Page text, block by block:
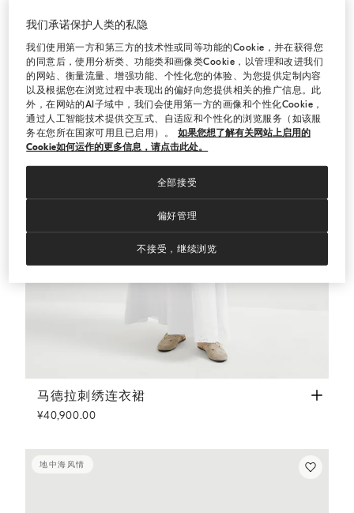
马德拉刺绣连衣裙 白色
马德拉刺绣连衣裙
¥40,900.00
地中海风情
我们承诺保护人类的私隐
我们使用第一方和第三方的技术性或同等功能的Cookie，并在获得您
的同意后，使用分析类、功能类和画像类Cookie，以管理和改进我们
的网站、衡量流量、增强功能、个性化您的体验、为您提供定制内容
以及根据您在浏览过程中表现出的偏好向您提供相关的推广信息。此
外，在网站的AI子域中，我们会使用第一方的画像和个性化Cookie，
通过人工智能技术提供交互式、自适应和个性化的浏览服务（如该服
务在您所在国家可用且已启用）。
如果您想了解有关网站上启用的
Cookie如何运作的更多信息，请点击此处。
偏好管理
不接受，继续浏览
全部接受